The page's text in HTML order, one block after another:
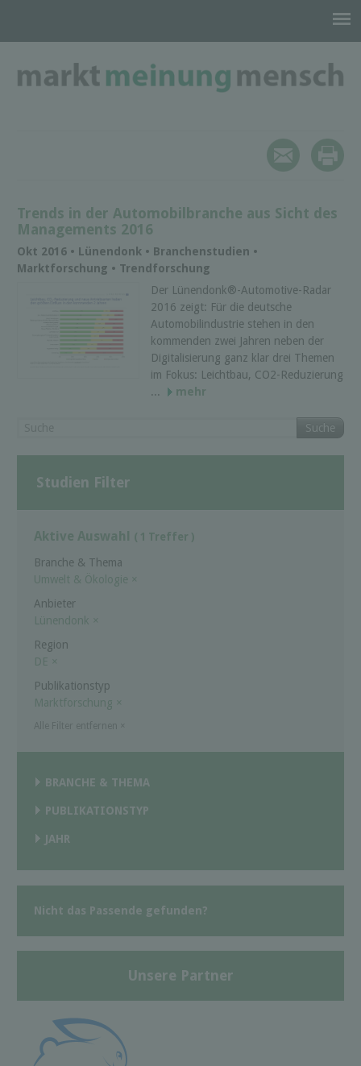
Trends in der Automobilbranche aus Sicht des
Managements 2016
Okt 2016 • Lünendonk • Branchenstudien •
Marktforschung • Trendforschung
Der Lünendonk®-Automotive-Radar
2016 zeigt: Für die deutsche
Automobilindustrie stehen in den
kommenden zwei Jahren neben der
Digitalisierung ganz klar drei Themen
im Fokus: Leichtbau, CO2-Reduzierung
...
mehr
Suche
Studien Filter
Aktive Auswahl ( 1 Treffer )
Branche & Thema
Umwelt & Ökologie ×
Anbieter
Lünendonk ×
Region
DE ×
Publikationstyp
Marktforschung ×
BRANCHE & THEMA
PUBLIKATIONSTYP
JAHR
Nicht das Passende gefunden?
Unsere Partner